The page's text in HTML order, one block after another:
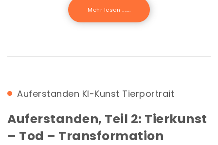
Mehr lesen .......
Auferstanden KI-Kunst Tierportrait
Auferstanden, Teil 2: Tierkunst
– Tod – Transformation